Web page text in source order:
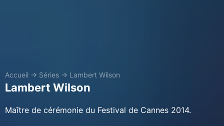
Accueil → Séries → Lambert Wilson
Lambert Wilson
Maître de cérémonie du Festival de Cannes 2014.